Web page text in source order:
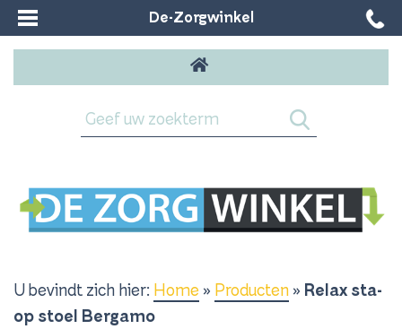
De-Zorgwinkel
U bevindt zich hier: Home » Producten » Relax sta-
op stoel Bergamo